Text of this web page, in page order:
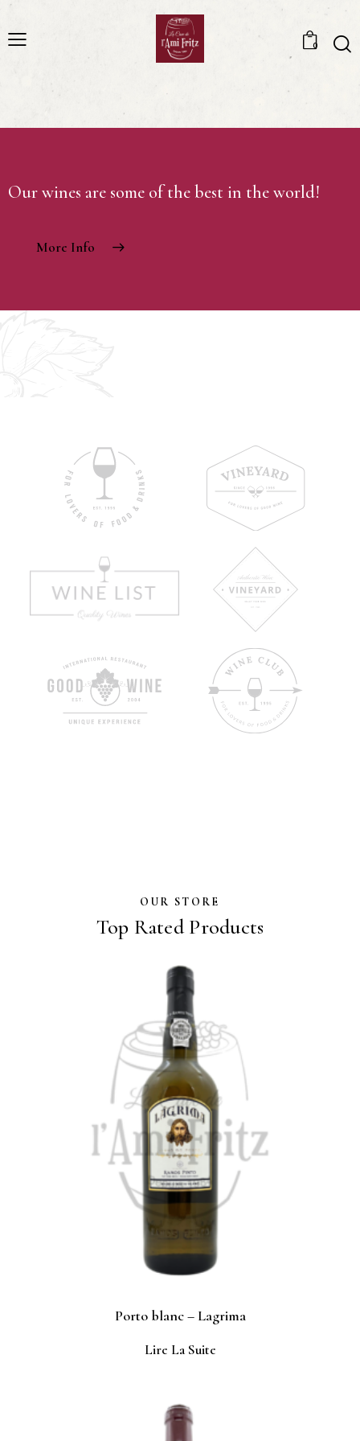
0
Our wines are some of the best in the world!
More Info
OUR STORE
Top Rated Products
Porto blanc – Lagrima
Lire La Suite